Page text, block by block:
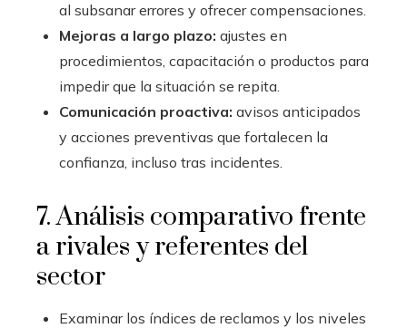
al subsanar errores y ofrecer compensaciones.
Mejoras a largo plazo: ajustes en
procedimientos, capacitación o productos para
impedir que la situación se repita.
Comunicación proactiva: avisos anticipados
y acciones preventivas que fortalecen la
confianza, incluso tras incidentes.
7. Análisis comparativo frente
a rivales y referentes del
sector
Examinar los índices de reclamos y los niveles